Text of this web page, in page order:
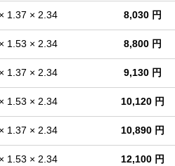
1.37 × 2.34 8,030 円
1.53 × 2.34 8,800 円
1.37 × 2.34 9,130 円
1.53 × 2.34 10,120 円
1.37 × 2.34 10,890 円
1.53 × 2.34 12,100 円